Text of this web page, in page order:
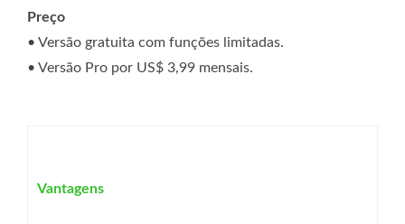
Preço
• Versão gratuita com funções limitadas.
• Versão Pro por US$ 3,99 mensais.
Vantagens